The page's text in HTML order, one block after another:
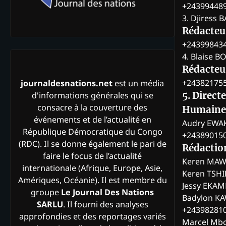
journaldesnations.net est un média
d'informations générales qui se
consacre à la couverture des
événements et de l’actualité en
République Démocratique du Congo
(RDC). Il se donne également le pari de
faire le focus de l’actualité
internationale (Afrique, Europe, Asie,
Amériques, Océanie). Il est membre du
groupe Le Journal Des Nations
SARLU. Il fourni des analyses
approfondies et des reportages variés
3. Djiress
4. Blaise
5.
Audry
Keren
Keren
Jessy
Badylon
Marcel